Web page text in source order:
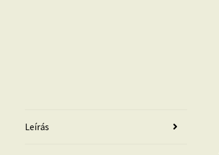
Leírás